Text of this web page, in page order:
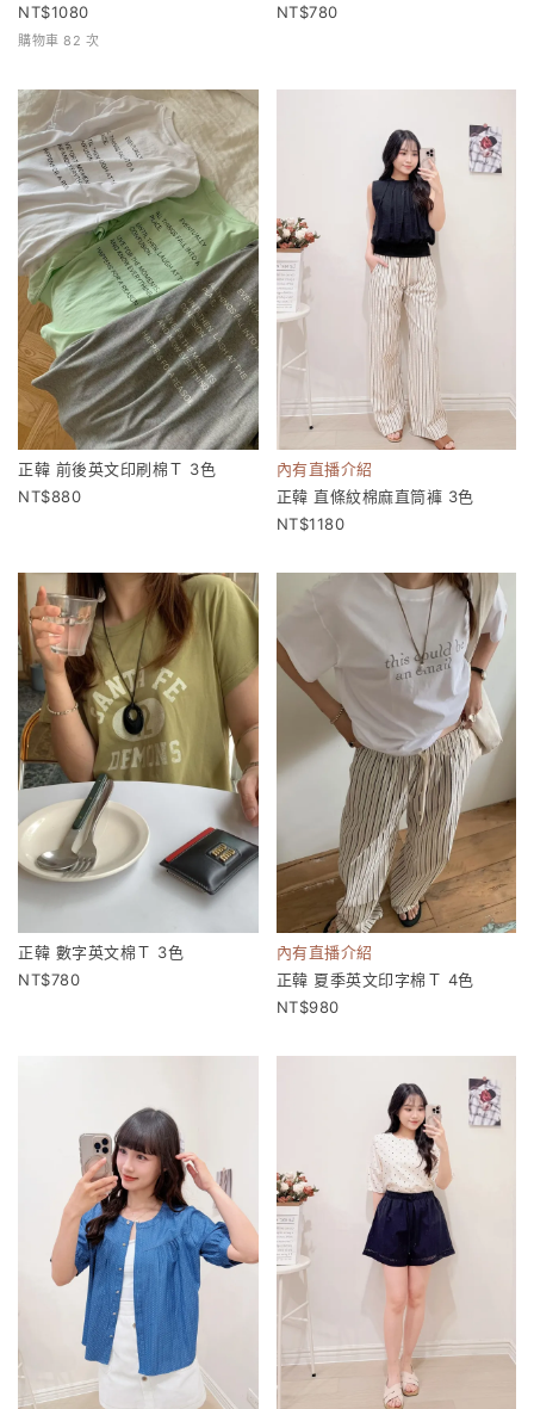
1080
購物車 82 次
780
正韓 前後英文印刷棉Ｔ 3色
880
內有直播介紹
正韓 直條紋棉麻直筒褲 3色
1180
正韓 數字英文棉Ｔ 3色
780
內有直播介紹
正韓 夏季英文印字棉Ｔ 4色
980